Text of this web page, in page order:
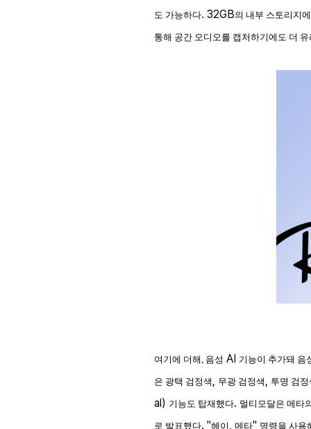
도 가능하다. 32GB의 내부 스토리지
통해 공간 오디오를 캡처하기에도 더
여기에 더해, 음성 AI 기능이 추가돼 음
은 광택 검정색 , 무광 검정색 , 투명 검정
al) 기능도 탑재했다. 멀티모달은 메타
로 발표했다. "헤이 , 메타" 명령을 사용